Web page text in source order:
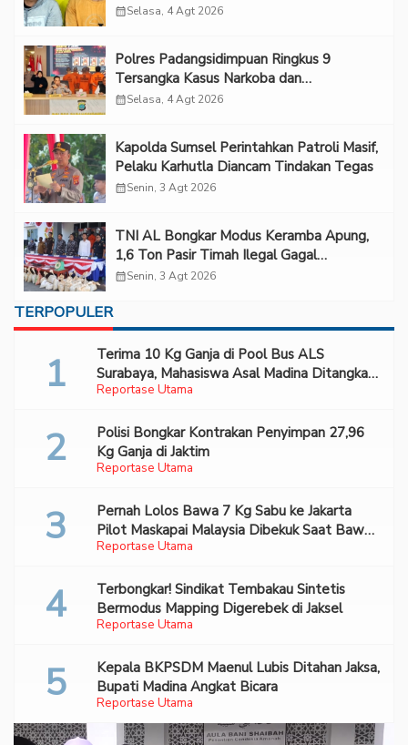
calendar_monthSelasa, 4 Agt 2026
Polres Padangsidimpuan Ringkus 9
Tersangka Kasus Narkoba dan
Penganiayaan
calendar_monthSelasa, 4 Agt 2026
Kapolda Sumsel Perintahkan Patroli Masif,
Pelaku Karhutla Diancam Tindakan Tegas
calendar_monthSenin, 3 Agt 2026
TNI AL Bongkar Modus Keramba Apung,
1,6 Ton Pasir Timah Ilegal Gagal
Diselundupkan
calendar_monthSenin, 3 Agt 2026
TERPOPULER
Reportase Utama
Terima 10 Kg Ganja di Pool Bus ALS
Surabaya, Mahasiswa Asal Madina Ditangkap
Bareskrim
Reportase Utama
Polisi Bongkar Kontrakan Penyimpan 27,96
Kg Ganja di Jaktim
Reportase Utama
Pernah Lolos Bawa 7 Kg Sabu ke Jakarta
Pilot Maskapai Malaysia Dibekuk Saat Bawa
70 Ribu Pil Ekstasi Di Bandara Soetta
Reportase Utama
Terbongkar! Sindikat Tembakau Sintetis
Bermodus Mapping Digerebek di Jaksel
Reportase Utama
Kepala BKPSDM Maenul Lubis Ditahan Jaksa,
Bupati Madina Angkat Bicara